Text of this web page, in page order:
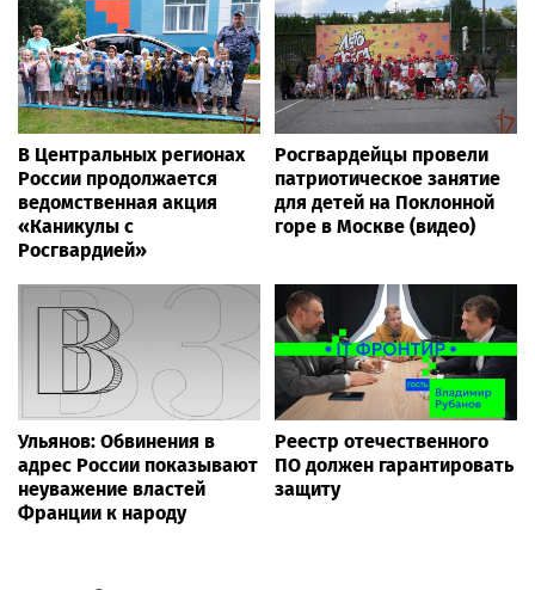
В Центральных регионах
России продолжается
ведомственная акция
«Каникулы с
Росгвардией»
Росгвардейцы провели
патриотическое занятие
для детей на Поклонной
горе в Москве (видео)
Ульянов: Обвинения в
адрес России показывают
неуважение властей
Франции к народу
Реестр отечественного
ПО должен гарантировать
защиту